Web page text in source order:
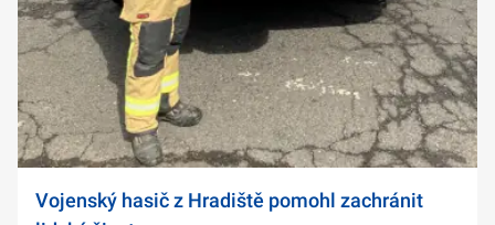
Vojenský hasič z Hradiště pomohl zachránit